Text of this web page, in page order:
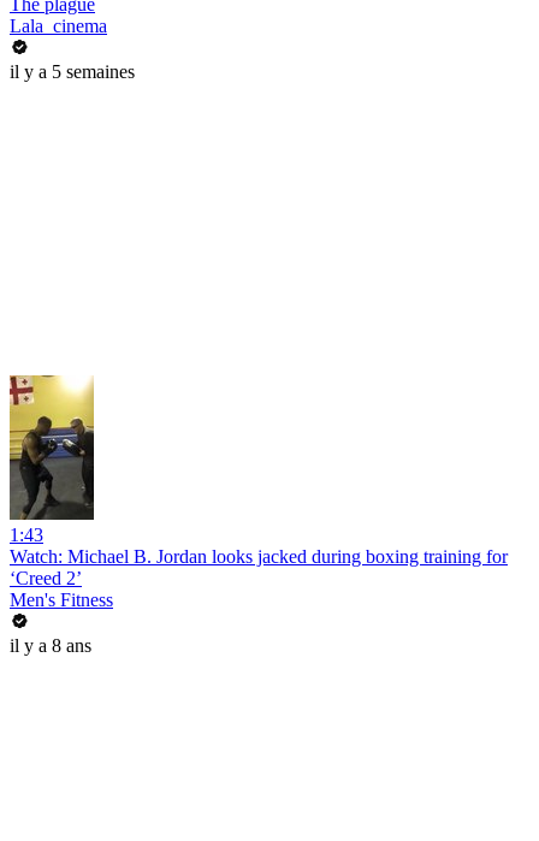
The plague
Lala_cinema
il y a 5 semaines
1:43
Watch: Michael B. Jordan looks jacked during boxing training for
‘Creed 2’
Men's Fitness
il y a 8 ans